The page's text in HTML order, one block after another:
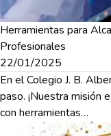
Herramientas para
Profesionales
22/01/2025
En el Colegio J. B.
paso. ¡Nuestra misión
con herramientas…